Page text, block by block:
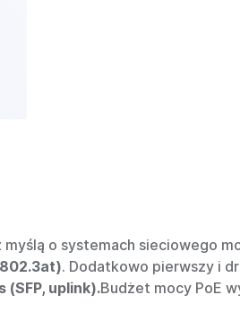
o systemach sieciowego
. Dodatkowo pierwszy i
(SFP, uplink).Budżet mocy PoE